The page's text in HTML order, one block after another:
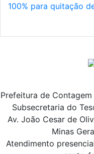
100% para quitação
Prefeitura de
Subsecretaria do
Av. João Cesar de
Minas
Atendimento